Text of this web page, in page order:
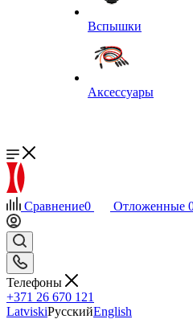
Вспышки
Аксессуары
Сравнение0 Отложенные
Телефоны
+371 26 670 121
LatviskiРусскийEnglish